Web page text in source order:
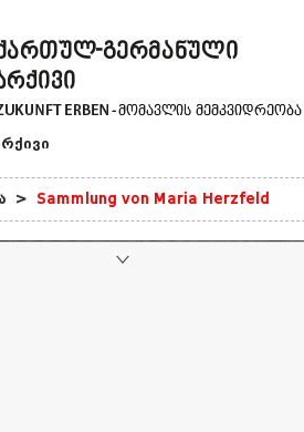
> Sammlung von Maria Herzfeld